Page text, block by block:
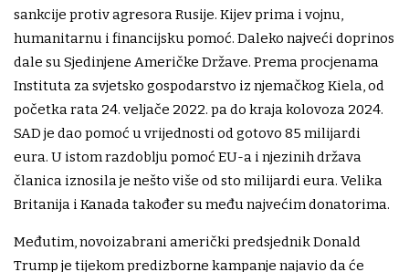
sankcije protiv agresora Rusije. Kijev prima i vojnu,
humanitarnu i financijsku pomoć. Daleko najveći doprinos
dale su Sjedinjene Američke Države. Prema procjenama
Instituta za svjetsko gospodarstvo iz njemačkog Kiela, od
početka rata 24. veljače 2022. pa do kraja kolovoza 2024.
SAD je dao pomoć u vrijednosti od gotovo 85 milijardi
eura. U istom razdoblju pomoć EU-a i njezinih država
članica iznosila je nešto više od sto milijardi eura. Velika
Britanija i Kanada također su među najvećim donatorima.
Međutim, novoizabrani američki predsjednik Donald
Trump je tijekom predizborne kampanje najavio da će